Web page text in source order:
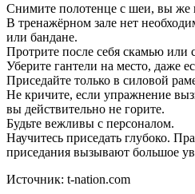
Снимите полотенце с шеи, вы же
В тренажёрном зале нет
или бандане.
Протрите после себя скамью или
Уберите гантели на место, даже
Приседайте только в силовой
Не кричите, если упражнение
вы действительно не горите.
Будьте вежливы с персоналом.
Научитесь приседать глубоко.
приседания вызывают большое
Источник: t-nation.com